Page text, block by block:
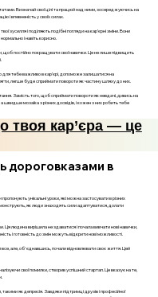
Визначай свої цілі та працюй над ними, зосереджуючись на
і впевненість у своїх силах.
зусилля і поділяють подібні погляди на кар’єрні зміни. Вони
і навіть корисно.
щоб постійно покращувати свої навички. Це не лише підвищить
для тебе важливо в кар’єрі, допоможе залишатися на
легше буде сприймати повороти як частину шляху до них.
Замість того, щоб сприймати повороти як невдачі, дивись на
швидше мозаїка з різних досвідів, і кожен з них робить тебе
твоя кар’єра — це
дороговказами в
унікальні уроки, які можна застосувати в різних
як люди знаходять сили адаптуватися, долати
Ця людина вирішила не здаватися і почала вивчати нові навички,
і готовність до змін можуть відкрити нові можливості.
але, об'єднавшись, почали відновлювати своє життя. Цей
свої помилки, створив успішний стартап. Це вказує на те,
як депресія. Завдяки підтримці друзів і професійної